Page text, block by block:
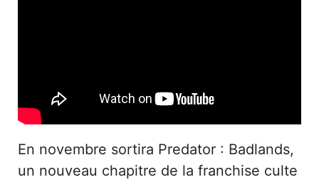
En novembre sortira Predator : Badlands,
un nouveau chapitre de la franchise culte